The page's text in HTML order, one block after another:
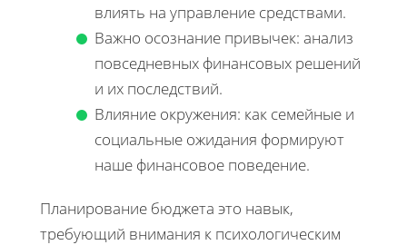
влиять на управление средствами.
Важно осознание привычек: анализ
повседневных финансовых решений
и их последствий.
Влияние окружения: как семейные и
социальные ожидания формируют
наше финансовое поведение.
Планирование бюджета это навык,
требующий внимания к психологическим